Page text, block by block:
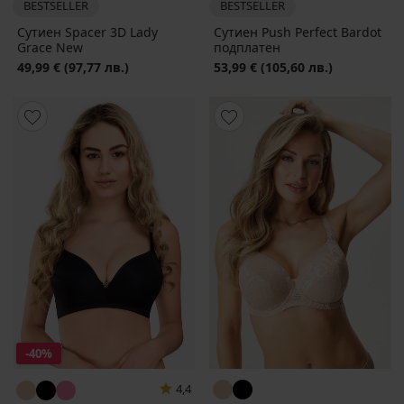
BESTSELLER
Сутиен Spacer 3D Lady
Grace New
49,99 € (97,77 лв.)
BESTSELLER
Сутиен Push Perfect Bardot
подплатен
53,99 € (105,60 лв.)
-40%
4,4